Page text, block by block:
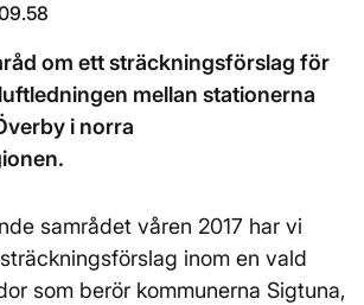
om ett sträckningsförslag för
mellan stationerna
i norra
samrådet våren 2017 har vi
inom en vald
som berör kommunerna Sigtuna,